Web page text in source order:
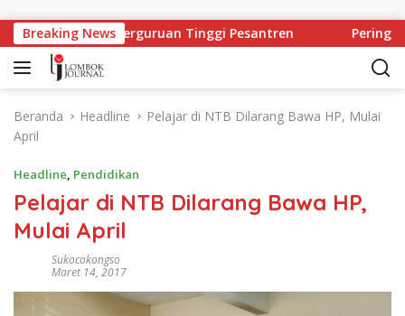
Breaking News
Mahasiswa Perguruan Tinggi Pesantren
Beranda Headline
Pelajar di NTB Dilarang Bawa HP, Mulai
April
Headline, Pendidikan
Pelajar di NTB Dilarang Bawa HP,
Mulai April
Sukocokongso
Maret 14, 2017